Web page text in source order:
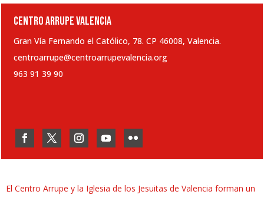
CENTRO ARRUPE VALENCIA
Gran Vía Fernando el Católico, 78. CP 46008, Valencia.
centroarrupe@centroarrupevalencia.org
963 91 39 90
El Centro Arrupe y la Iglesia de los Jesuitas de Valencia forman un